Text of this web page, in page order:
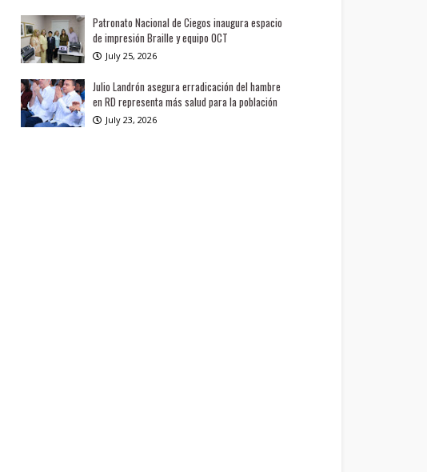
Patronato Nacional de Ciegos inaugura espacio
de impresión Braille y equipo OCT
July 25, 2026
Julio Landrón asegura erradicación del hambre
en RD representa más salud para la población
July 23, 2026